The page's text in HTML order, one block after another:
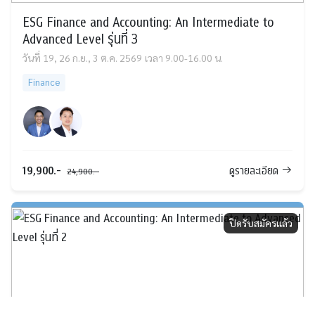
ESG Finance and Accounting: An Intermediate to
Advanced Level รุ่นที่ 3
วันที่ 19, 26 ก.ย., 3 ต.ค. 2569 เวลา 9.00-16.00 น.
Finance
19,900.- 24,900.- ดูรายละเอียด
ปิดรับสมัครแล้ว